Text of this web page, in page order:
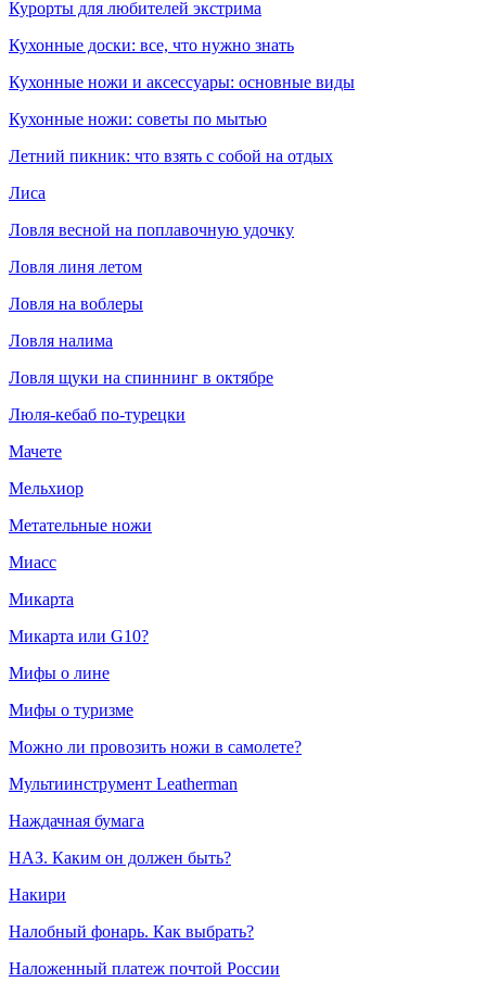
Курорты для любителей экстрима
Кухонные доски: все, что нужно знать
Кухонные ножи и аксессуары: основные виды
Кухонные ножи: советы по мытью
Летний пикник: что взять с собой на отдых
Лиса
Ловля весной на поплавочную удочку
Ловля линя летом
Ловля на воблеры
Ловля налима
Ловля щуки на спиннинг в октябре
Люля-кебаб по-турецки
Мачете
Мельхиор
Метательные ножи
Миасс
Микарта
Микарта или G10?
Мифы о лине
Мифы о туризме
Можно ли провозить ножи в самолете?
Мультиинструмент Leatherman
Наждачная бумага
НАЗ. Каким он должен быть?
Накири
Налобный фонарь. Как выбрать?
Наложенный платеж почтой России